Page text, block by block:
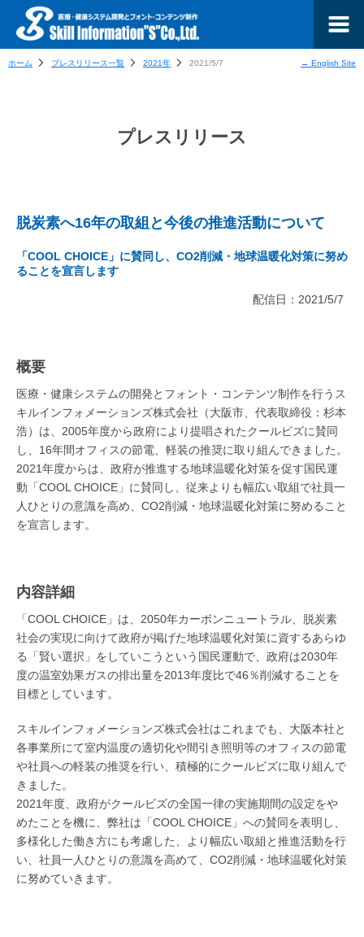
ホーム プレスリリース一覧 2021年 2021/5/7 → English Site
プレスリリース
脱炭素へ16年の取組と今後の推進活動について
「COOL CHOICE」に賛同し、CO2削減・地球温暖化対策に努め
ることを宣言します
配信日：2021/5/7
概要
医療・健康システムの開発とフォント・コンテンツ制作を行うス
キルインフォメーションズ株式会社（大阪市、代表取締役：杉本
浩）は、2005年度から政府により提唱されたクールビズに賛同
し、16年間オフィスの節電、軽装の推奨に取り組んできました。
2021年度からは、政府が推進する地球温暖化対策を促す国民運
動「COOL CHOICE」に賛同し、従来よりも幅広い取組で社員一
人ひとりの意識を高め、CO2削減・地球温暖化対策に努めること
を宣言します。
内容詳細
「COOL CHOICE」は、2050年カーボンニュートラル、脱炭素
社会の実現に向けて政府が掲げた地球温暖化対策に資するあらゆ
る「賢い選択」をしていこうという国民運動で、政府は2030年
度の温室効果ガスの排出量を2013年度比で46％削減することを
目標としています。
スキルインフォメーションズ株式会社はこれまでも、大阪本社と
各事業所にて室内温度の適切化や間引き照明等のオフィスの節電
や社員への軽装の推奨を行い、積極的にクールビズに取り組んで
きました。
2021年度、政府がクールビズの全国一律の実施期間の設定をや
めたことを機に、弊社は「COOL CHOICE」への賛同を表明し、
多様化した働き方にも考慮した、より幅広い取組と推進活動を行
い、社員一人ひとりの意識を高めて、CO2削減・地球温暖化対策
に努めていきます。